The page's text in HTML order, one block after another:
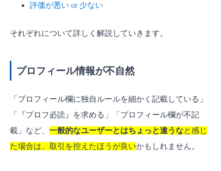
評価が悪い or 少ない
それぞれについて詳しく解説していきます。
プロフィール情報が不自然
「プロフィール欄に独自ルールを細かく記載している」
「『プロフ必読』を求める」「プロフィール欄が不記
載」など、 一般的なユーザーとはちょっと違うなと感じ
た場合は、取引を控えたほうが良いかもしれません。